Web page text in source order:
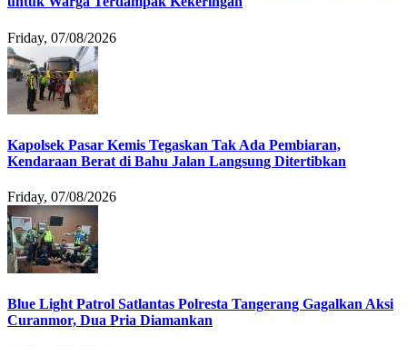
Friday, 07/08/2026
Kapolsek Pasar Kemis Tegaskan Tak Ada Pembiaran,
Kendaraan Berat di Bahu Jalan Langsung Ditertibkan
Friday, 07/08/2026
Blue Light Patrol Satlantas Polresta Tangerang Gagalkan Aksi
Curanmor, Dua Pria Diamankan